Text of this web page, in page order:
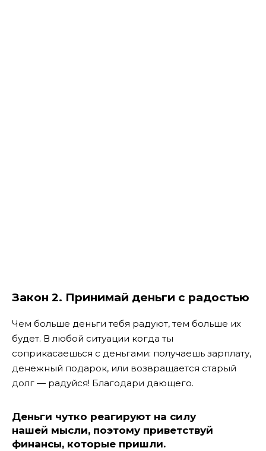
Закон 2. Принимай деньги с радостью
Чем больше деньги тебя радуют, тем больше их
будет. В любой ситуации когда ты
соприкасаешься с деньгами: получаешь зарплату,
денежный подарок, или возвращается старый
долг — радуйся! Благодари дающего.
Деньги чутко реагируют на силу
нашей мысли, поэтому приветствуй
финансы, которые пришли.